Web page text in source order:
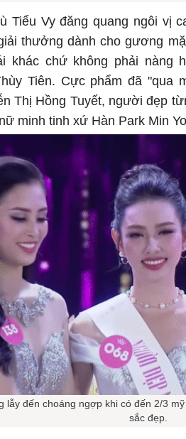
Tiểu Vy đăng quang ngôi vị
thưởng dành cho gương
khác chứ không phải nàng
Tiên. Cực phẩm đã "qua
Thị Hồng Tuyết, người đẹp
minh tinh xứ Hàn Park Min
lẫy đến choáng ngợp khi có đến 2/3
sắc đẹp.